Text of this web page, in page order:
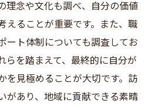
理念や文化も調べ、自分の価値
えることが重要です。また、職
ート体制についても調査してお
らを踏まえて、最終的に自分が
を見極めることが大切です。訪
があり、地域に貢献できる素晴